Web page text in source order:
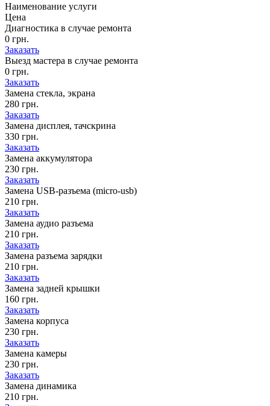
Наименование услуги
Цена
Диагностика в случае ремонта
0 грн.
Заказать
Выезд мастера в случае ремонта
0 грн.
Заказать
Замена стекла, экрана
280 грн.
Заказать
Замена дисплея, тачскрина
330 грн.
Заказать
Замена аккумулятора
230 грн.
Заказать
Замена USB-разъема (micro-usb)
210 грн.
Заказать
Замена аудио разъема
210 грн.
Заказать
Замена разъема зарядки
210 грн.
Заказать
Замена задней крышки
160 грн.
Заказать
Замена корпуса
230 грн.
Заказать
Замена камеры
230 грн.
Заказать
Замена динамика
210 грн.